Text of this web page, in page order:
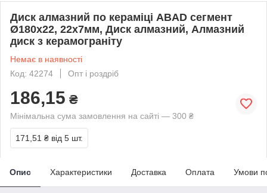
Диск алмазний по кераміці ABAD сегмент
Ø180х22, 22х7мм, Диск алмазний, Алмазний
диск з керамограніту
Немає в наявності
Код: 42274
Опт і роздріб
186,15 ₴
Мінімальна сума замовлення на сайті — 300 ₴
171,51 ₴ від 5 шт.
Опис Характеристики Доставка Оплата Умови